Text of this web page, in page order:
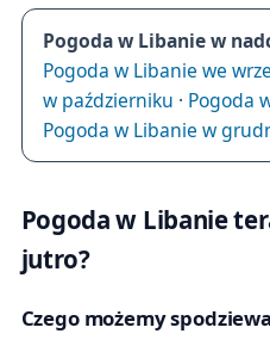
Pogoda w Libanie w
Pogoda w Libanie we
w październiku · Pogoda
Pogoda w Libanie w
Pogoda w Libanie
jutro?
Czego możemy